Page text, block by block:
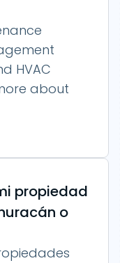
HVAC
about
propiedad
o